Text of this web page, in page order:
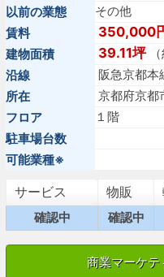
以前の業態
その他
賃料
350,000
建物面積 39.11坪（
沿線
阪急京都本
所在
京都府京都
フロア
１階
駐車場台数
可能業種※
サービス 物販
確認中 確認中
商業マーケテ